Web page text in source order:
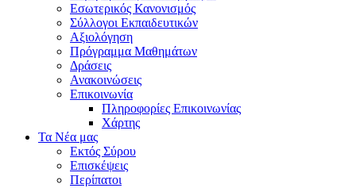
Εσωτερικός Κανονισμός
Σύλλογοι Εκπαιδευτικών
Αξιολόγηση
Πρόγραμμα Μαθημάτων
Δράσεις
Ανακοινώσεις
Επικοινωνία
Πληροφορίες Επικοινωνίας
Χάρτης
Τα Νέα μας
Εκτός Σύρου
Επισκέψεις
Περίπατοι